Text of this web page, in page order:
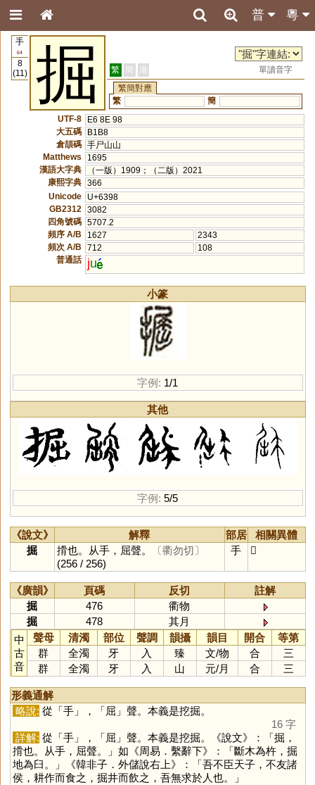
粵
普
手
64
8
(11)
掘 繁 簡 港
單讀音字
繁簡對應
繁
簡
UTF-8
E6 8E 98
大五碼
B1B8
倉頡碼 手尸山山
Matthews
1695
漢語大字典
（一版）1909；（二版）2021
康熙字典 366
Unicode
U+6398
GB2312
3082
四角號碼 5707.2
頻序 A/B
1627
2343
頻次 A/B
712
108
普通話
ju
小篆
字例: 1/1
其他
字例: 5/5
《說文》 解釋 部居
相關異體
掘
搰也。从手，屈聲。
〔衢勿切〕
(256 / 256)
手 𢶵
《廣韻》 頁碼 反切
註解
掘
476
衢物
掘
478
其月
中
古
音
聲母 清濁 部位 聲調 韻攝 韻目 開合
等第
群
全濁 牙 入 臻 文/物 合
三
群
全濁 牙 入 山 元/月 合 三
形義通解
略說: 從「手」，「屈 」聲。本義是挖掘。
16 字
詳解: 從「手」，「屈 」聲。本義是挖掘。《說文》：「掘，
搰也。从手，屈聲。」如《周易．繫辭下》：「斷木為杵，掘
地為臼。」《韓非子．外儲說右上》：「吾不臣天子，不友諸
侯，耕作而食之，掘井而飲之，吾無求於人也。」